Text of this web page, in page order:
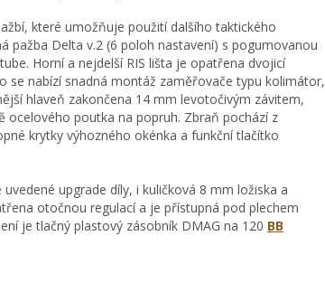
které umožňuje použití dalšího taktického
pažba Delta v.2 (6 poloh nastavení) s pogumovanou
Horní a nejdelší RIS lišta je opatřena dvojicí
se nabízí snadná montáž zaměřovače typu kolimátor,
hlaveň zakončena 14 mm levotočivým závitem,
ocelového poutka na popruh. Zbraň pochází z
krytky výhozného okénka a funkční tlačítko
upgrade díly, i kuličková 8 mm ložiska a
otočnou regulací a je přístupná pod plechem
je tlačný plastový zásobník DMAG na 120 BB